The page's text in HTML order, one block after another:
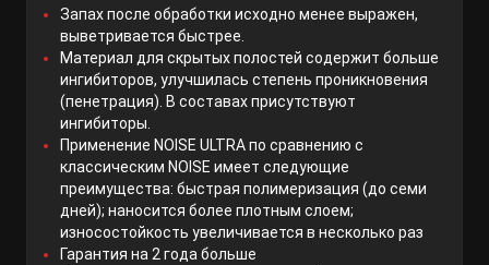
Запах после обработки исходно менее выражен,
выветривается быстрее.
Материал для скрытых полостей содержит больше
ингибиторов, улучшилась степень проникновения
(пенетрация). В составах присутствуют
ингибиторы.
Применение NOISE ULTRA по сравнению с
классическим NOISE имеет следующие
преимущества: быстрая полимеризация (до семи
дней); наносится более плотным слоем;
износостойкость увеличивается в несколько раз
Гарантия на 2 года больше